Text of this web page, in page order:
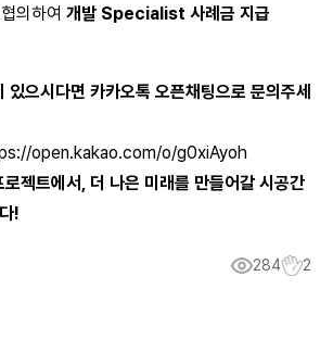
의하여 개발 Specialist 사례금 지급
있으시다면 카카오톡 오픈채팅으로 문의주세
open.kakao.com/o/g0xiAyoh
젝트에서, 더 나은 미래를 만들어갈 시공간
!
284 2